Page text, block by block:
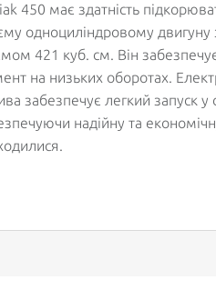
450 має здатність
одноциліндровому
421 куб. см. Він
на низьких оборотах.
забезпечує легкий запуск
надійну та